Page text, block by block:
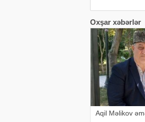
Oxşar xəbərlər
Aqil Məlikov